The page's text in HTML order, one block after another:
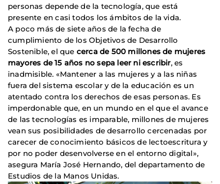
personas depende de la tecnología, que está
presente en casi todos los ámbitos de la vida.
A poco más de siete años de la fecha de
cumplimiento de los Objetivos de Desarrollo
Sostenible, el que cerca de 500 millones de mujeres
mayores de 15 años no sepa leer ni escribir, es
inadmisible. «Mantener a las mujeres y a las niñas
fuera del sistema escolar y de la educación es un
atentado contra los derechos de esas personas. Es
imperdonable que, en un mundo en el que el avance
de las tecnologías es imparable, millones de mujeres
vean sus posibilidades de desarrollo cercenadas por
carecer de conocimiento básicos de lectoescritura y
por no poder desenvolverse en el entorno digital»,
asegura María José Hernando, del departamento de
Estudios de la Manos Unidas.